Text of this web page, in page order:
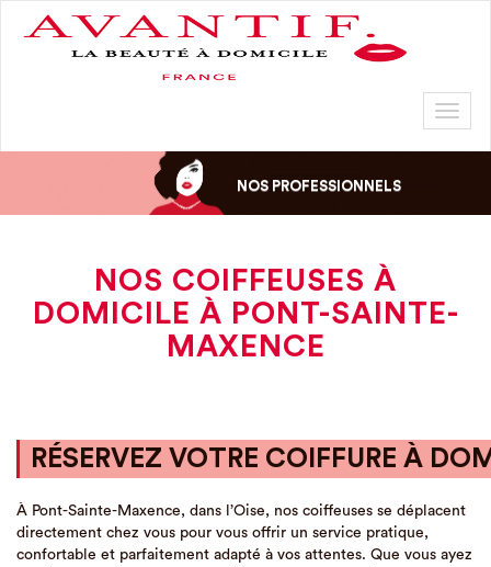
NOS PROFESSIONNELS
NOS COIFFEUSES À
DOMICILE À PONT-SAINTE-
MAXENCE
RÉSERVEZ VOTRE COIFFURE À
À Pont-Sainte-Maxence, dans l’Oise, nos coiffeuses se déplacent
directement chez vous pour vous offrir un service pratique,
confortable et parfaitement adapté à vos attentes. Que vous ayez